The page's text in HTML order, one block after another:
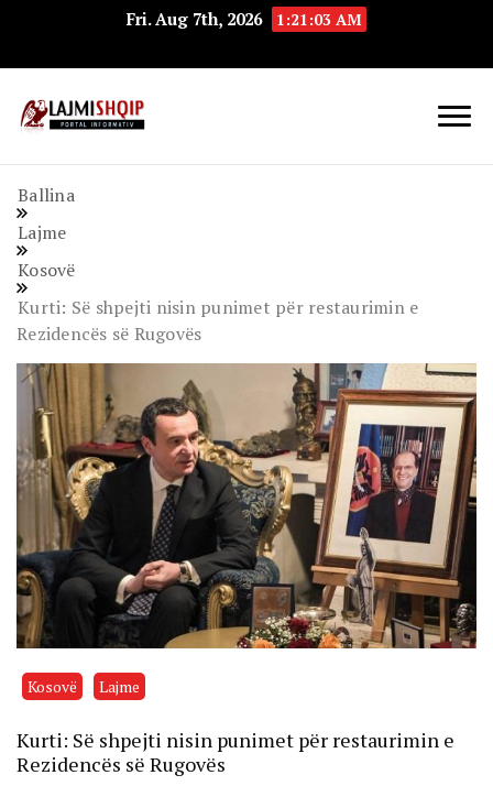
Fri. Aug 7th, 2026 1:21:04 AM
Ballina
Lajme
Kosovë
Kurti: Së shpejti nisin punimet për restaurimin e
Rezidencës së Rugovës
Kosovë Lajme
Kurti: Së shpejti nisin punimet për restaurimin e
Rezidencës së Rugovës